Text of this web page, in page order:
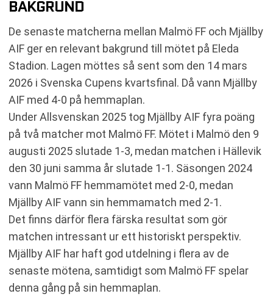
BAKGRUND
De senaste matcherna mellan Malmö FF och Mjällby
AIF ger en relevant bakgrund till mötet på Eleda
Stadion. Lagen möttes så sent som den 14 mars
2026 i Svenska Cupens kvartsfinal. Då vann Mjällby
AIF med 4-0 på hemmaplan.
Under Allsvenskan 2025 tog Mjällby AIF fyra poäng
på två matcher mot Malmö FF. Mötet i Malmö den 9
augusti 2025 slutade 1-3, medan matchen i Hällevik
den 30 juni samma år slutade 1-1. Säsongen 2024
vann Malmö FF hemmamötet med 2-0, medan
Mjällby AIF vann sin hemmamatch med 2-1.
Det finns därför flera färska resultat som gör
matchen intressant ur ett historiskt perspektiv.
Mjällby AIF har haft god utdelning i flera av de
senaste mötena, samtidigt som Malmö FF spelar
denna gång på sin hemmaplan.